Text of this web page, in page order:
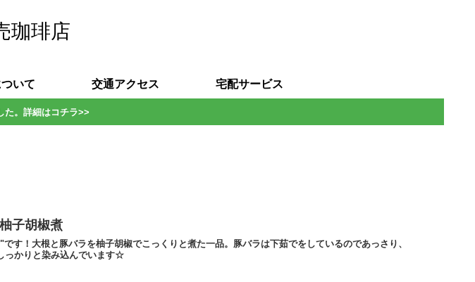
珈琲店
いて 交通アクセス 宅配サービス
た。詳細はコチラ>>
子胡椒煮
す！大根と豚バラを柚子胡椒でこっくりと煮た一品。豚バラは下茹でをしているのであっさり、
っかりと染み込んでいます☆